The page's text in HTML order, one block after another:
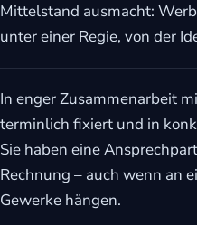
Mittelstand ausmacht:
unter einer Regie, von der
In enger Zusammenarbeit
terminlich fixiert und in
Sie haben eine
Rechnung – auch wenn an
Gewerke hängen.